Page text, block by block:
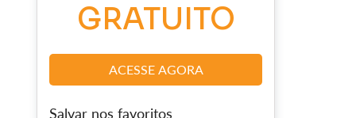
GRATUITO
ACESSE AGORA
Salvar nos favoritos